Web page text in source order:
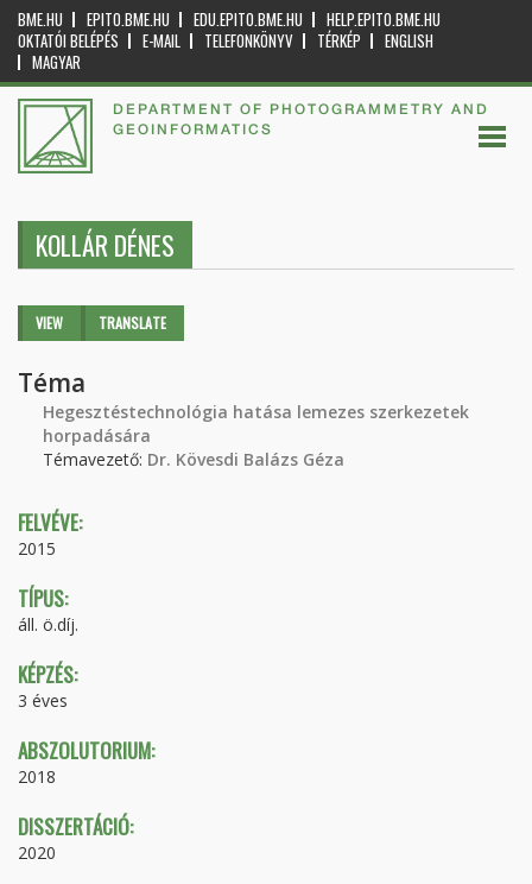
BME.HU EPITO.BME.HU EDU.EPITO.BME.HU
HELP.EPITO.BME.HU
OKTATÓI BELÉPÉS
E-MAIL TELEFONKÖNYV TÉRKÉP
ENGLISH
MAGYAR
DEPARTMENT OF PHOTOGRAMMETRY AND
GEOINFORMATICS
KOLLÁR DÉNES
Primary tabs
VIEW (ACTIVETRANSLATE
Téma
Hegesztéstechnológia hatása lemezes szerkezetek
horpadására
Témavezető: Dr. Kövesdi Balázs Géza
FELVÉVE:
2015
TÍPUS:
áll. ö.díj.
KÉPZÉS:
3 éves
ABSZOLUTORIUM:
2018
DISSZERTÁCIÓ:
2020